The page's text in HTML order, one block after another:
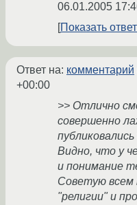
06.01.2005
Показать ответ
Ответ на: комментарий
+00:00
>> Отлично
совершенно
Видно, что у
и понимание
Советую всем
"религии" и